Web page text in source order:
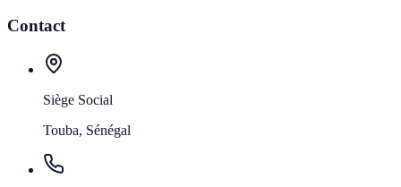
Contact
Siège Social
Touba, Sénégal